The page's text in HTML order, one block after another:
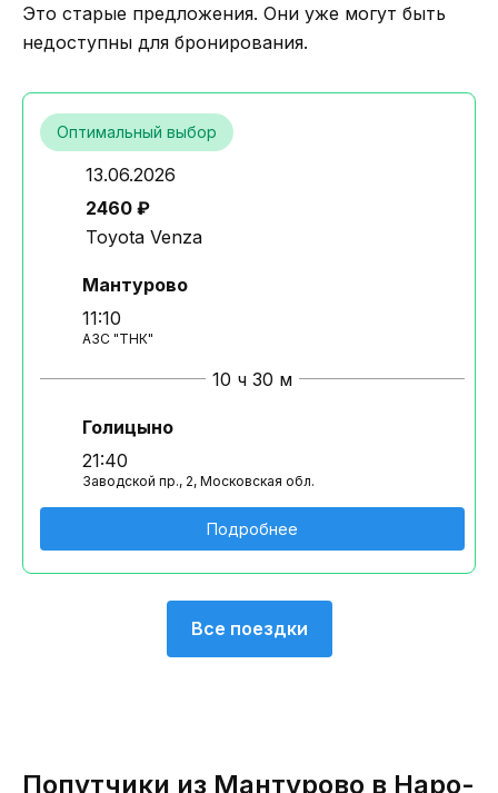
Это старые предложения. Они уже могут быть
недоступны для бронирования.
Оптимальный выбор
13.06.2026
2460 ₽
Toyota Venza
Мантурово
11:10
АЗС "ТНК"
10 ч 30 м
Голицыно
21:40
Заводской пр., 2, Московская обл.
Подробнее
Все поездки
Попутчики из Мантурово в Наро-